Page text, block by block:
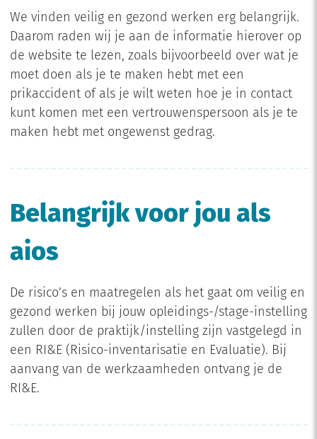
We vinden veilig en gezond werken erg belangrijk.
Daarom raden wij je aan de informatie hierover op
de website te lezen, zoals bijvoorbeeld over wat je
moet doen als je te maken hebt met een
prikaccident of als je wilt weten hoe je in contact
kunt komen met een vertrouwenspersoon als je te
maken hebt met ongewenst gedrag.
Belangrijk voor jou als
aios
De risico’s en maatregelen als het gaat om veilig en
gezond werken bij jouw opleidings-/stage-instelling
zullen door de praktijk/instelling zijn vastgelegd in
een RI&E (Risico-inventarisatie en Evaluatie). Bij
aanvang van de werkzaamheden ontvang je de
RI&E.